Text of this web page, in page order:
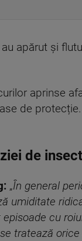
apărut și
aprinse
de
de
„În general
umiditate
cu
tratează